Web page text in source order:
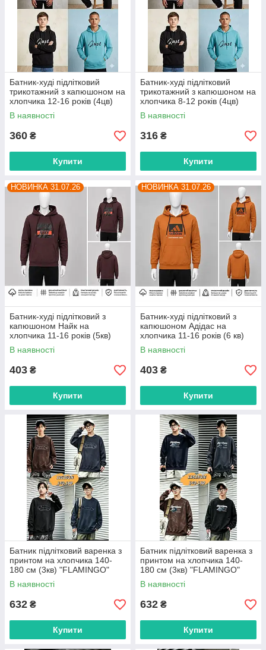
Батник-худі підлітковий
трикотажний з капюшоном на
хлопчика 12-16 років (4цв)
"MIX" недорого від прямого
постачальника
В наявності
360 ₴
Купити
Батник-худі підлітковий
трикотажний з капюшоном на
хлопчика 8-12 років (4цв)
"MIX" недорого від прямого
постачальника
В наявності
316 ₴
Купити
НОВИНКА 31.07.26
Батник-худі підлітковий з
капюшоном Найк на
хлопчика 11-16 років (5кв)
"WHITE" недорого від
прямого постачальника
В наявності
403 ₴
Купити
НОВИНКА 31.07.26
Батник-худі підлітковий з
капюшоном Адідас на
хлопчика 11-16 років (6 кв)
"WHITE" недорого від
прямого постачальника
В наявності
403 ₴
Купити
Батник підлітковий варенка з
принтом на хлопчика 140-
180 см (3кв) "FLAMINGO"
купити недорого від прямого
постачальника
В наявності
632 ₴
Купити
Батник підлітковий варенка з
принтом на хлопчика 140-
180 см (3кв) "FLAMINGO"
купити недорого від прямого
постачальника
В наявності
632 ₴
Купити